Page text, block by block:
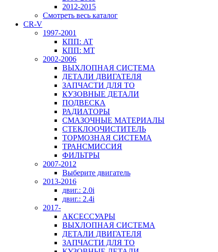
2012-2015
Смотреть весь каталог
CR-V
1997-2001
КПП: AT
КПП: MT
2002-2006
ВЫХЛОПНАЯ СИСТЕМА
ДЕТАЛИ ДВИГАТЕЛЯ
ЗАПЧАСТИ ДЛЯ ТО
КУЗОВНЫЕ ДЕТАЛИ
ПОДВЕСКА
РАДИАТОРЫ
СМАЗОЧНЫЕ МАТЕРИАЛЫ
СТЕКЛООЧИСТИТЕЛЬ
ТОРМОЗНАЯ СИСТЕМА
ТРАНСМИССИЯ
ФИЛЬТРЫ
2007-2012
Выберите двигатель
2013-2016
двиг.: 2.0i
двиг.: 2.4i
2017-
АКСЕССУАРЫ
ВЫХЛОПНАЯ СИСТЕМА
ДЕТАЛИ ДВИГАТЕЛЯ
ЗАПЧАСТИ ДЛЯ ТО